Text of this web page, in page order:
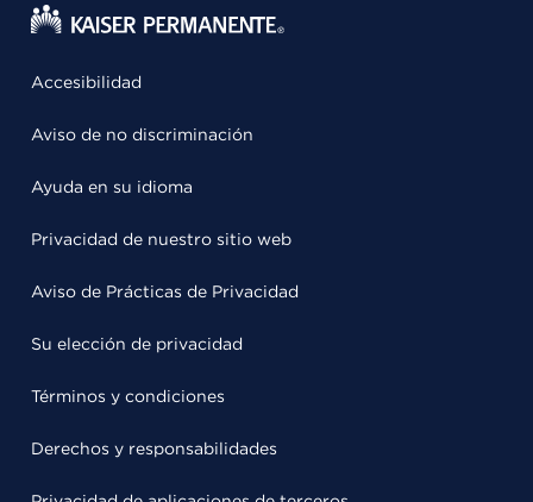
Accesibilidad
Aviso de no discriminación
Ayuda en su idioma
Privacidad de nuestro sitio web
Aviso de Prácticas de Privacidad
Su elección de privacidad
Términos y condiciones
Derechos y responsabilidades